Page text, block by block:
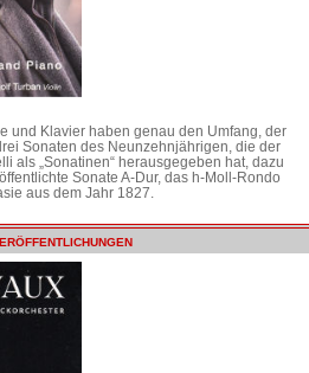
und Klavier haben genau den Umfang, der
Sonaten des Neunzehnjährigen, die der
als „Sonatinen“ herausgegeben hat, dazu
Sonate A-Dur, das h-Moll-Rondo
aus dem Jahr 1827.